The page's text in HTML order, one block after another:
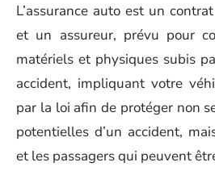
L’assurance auto est un
et un assureur, prévu pour
matériels et physiques subis
accident, impliquant votre
par la loi afin de protéger non
potentielles d’un accident,
et les passagers qui peuvent